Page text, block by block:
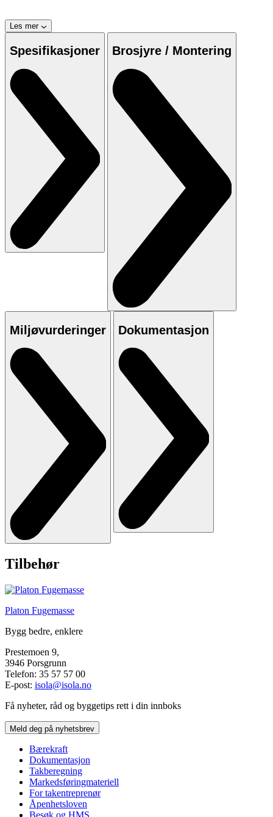
Les mer
Spesifikasjoner Brosjyre / Montering
Miljøvurderinger Dokumentasjon
Tilbehør
Platon Fugemasse
Bygg bedre, enklere
Prestemoen 9,
3946 Porsgrunn
Telefon: 35 57 57 00
E-post: isola@isola.no
Få nyheter, råd og byggetips rett i din innboks
Meld deg på nyhetsbrev
Bærekraft
Dokumentasjon
Takberegning
Markedsføringmateriell
For takentreprenør
Åpenhetsloven
Besøk og HMS